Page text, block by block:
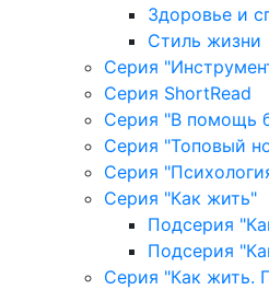
Здоровье и
Стиль жизни
Серия
Серия ShortRead
Серия "В помощь
Серия "Топовый
Серия
Серия "Как жить"
Подсерия
Подсерия
Серия "Как жить.